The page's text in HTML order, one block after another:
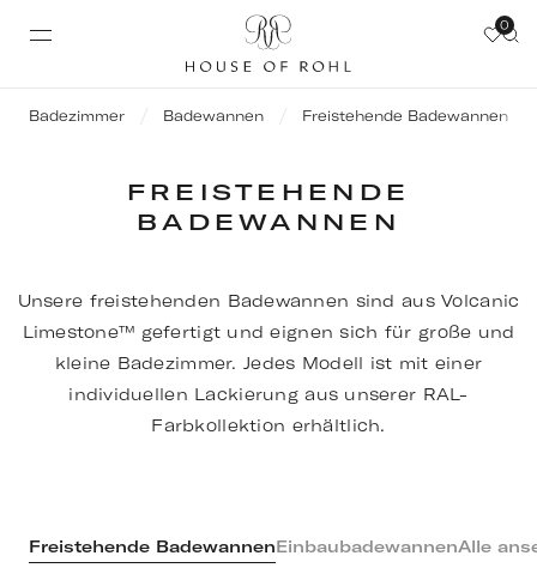
0
Badezimmer Badewannen Freistehende Badewannen
FREISTEHENDE
BADEWANNEN
Unsere freistehenden Badewannen sind aus Volcanic
Limestone™ gefertigt und eignen sich für große und
kleine Badezimmer. Jedes Modell ist mit einer
individuellen Lackierung aus unserer RAL-
Farbkollektion erhältlich.
Freistehende BadewannenEinbaubadewannenAlle